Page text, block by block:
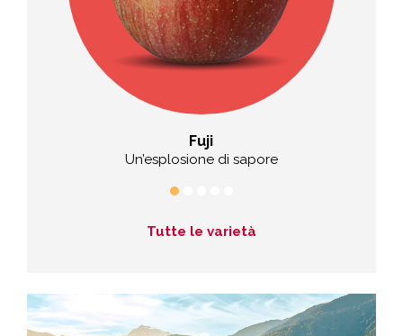
Fuji
Un’esplosione di sapore
Tutte le varietà